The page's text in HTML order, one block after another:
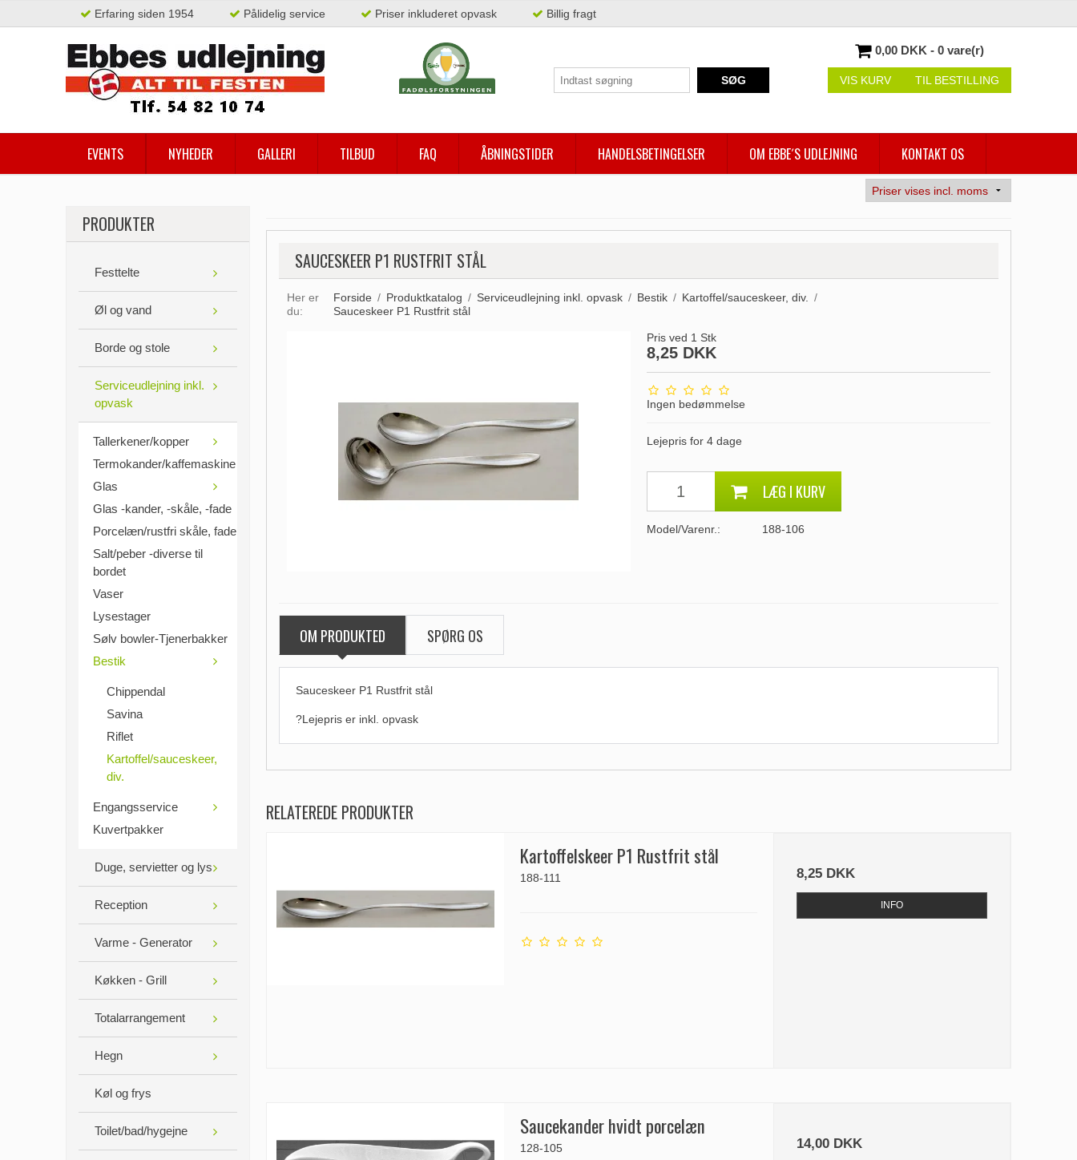
Erfaring siden 1954 Pålidelig service Priser inkluderet opvask Billig fragt
SØG
0,00 DKK - 0 vare(r)
VIS KURV TIL BESTILLING
EVENTS NYHEDER GALLERI TILBUD FAQ ÅBNINGSTIDER HANDELSBETINGELSER OM EBBE´S UDLEJNING KONTAKT OS
PRODUKTER
Festtelte
Øl og vand
Borde og stole
Serviceudlejning inkl.
opvask
Tallerkener/kopper
Termokander/kaffemaskine
Glas
Glas -kander, -skåle, -fade
Porcelæn/rustfri skåle, fade
Salt/peber -diverse til
bordet
Vaser
Lysestager
Sølv bowler-Tjenerbakker
Bestik
Chippendal
Savina
Riflet
Kartoffel/sauceskeer,
div.
Engangsservice
Kuvertpakker
Duge, servietter og lys
Reception
Varme - Generator
Køkken - Grill
Totalarrangement
Hegn
Køl og frys
Toilet/bad/hygejne
SAUCESKEER P1 RUSTFRIT STÅL
Her er
du:
Forside / Produktkatalog / Serviceudlejning inkl. opvask / Bestik / Kartoffel/sauceskeer, div.
/
Sauceskeer P1 Rustfrit stål
Pris ved 1 Stk
8,25 DKK
Ingen bedømmelse
Lejepris for 4 dage
LÆG I KURV
Model/Varenr.: 188-106
OM PRODUKTED SPØRG OS
Sauceskeer P1 Rustfrit stål
?Lejepris er inkl. opvask
RELATEREDE PRODUKTER
Kartoffelskeer P1 Rustfrit stål
188-111 8,25 DKK
INFO
Saucekander hvidt porcelæn
128-105 14,00 DKK